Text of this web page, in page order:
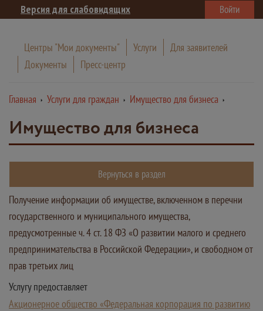
Версия для слабовидящих Войти
Центры "Мои документы" Услуги
Для заявителей
Документы
Пресс-центр
Главная Услуги для граждан Имущество для бизнеса
Имущество для бизнеса
Вернуться в раздел
Получение информации об имуществе, включенном в перечни
государственного и муниципального имущества,
предусмотренные ч. 4 ст. 18 ФЗ «О развитии малого и среднего
предпринимательства в Российской Федерации», и свободном от
прав третьих лиц
Услугу предоставляет
Акционерное общество «Федеральная корпорация по развитию